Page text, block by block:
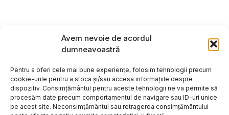
Avem nevoie de acordul
dumneavoastră
Pentru a oferi cele mai bune experiențe, folosim tehnologii precum
cookie-urile pentru a stoca și/sau accesa informațiile despre
dispozitiv. Consimțământul pentru aceste tehnologii ne va permite să
procesăm date precum comportamentul de navigare sau ID-uri unice
pe acest site. Neconsimțământul sau retragerea consimțământului